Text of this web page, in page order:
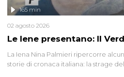
Le Iene presentano: Il
165 min
02 agosto 2026
La Iena Nina Palmieri ripercorre
storie di cronaca italiana: la strage